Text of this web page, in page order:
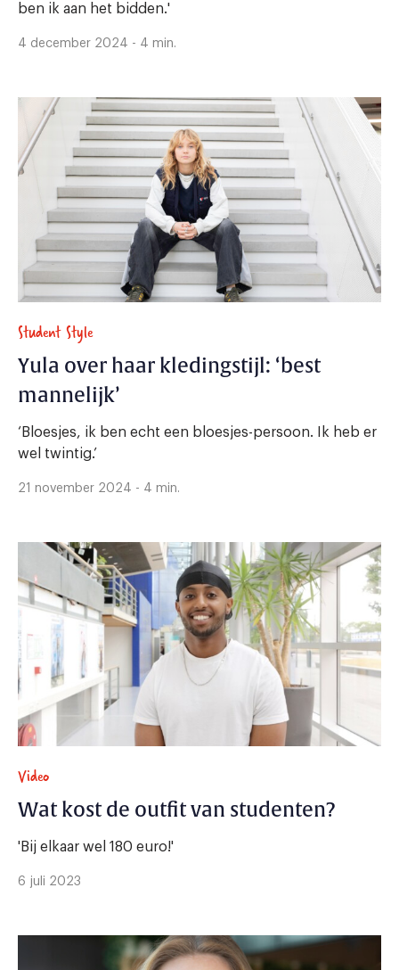
ben ik aan het bidden.'
4 december 2024 - 4 min.
Student Style
Yula over haar kledingstijl: ‘best
mannelijk’
‘Bloesjes, ik ben echt een bloesjes-persoon. Ik heb er
wel twintig.’
21 november 2024 - 4 min.
Video
Wat kost de outfit van studenten?
'Bij elkaar wel 180 euro!'
6 juli 2023